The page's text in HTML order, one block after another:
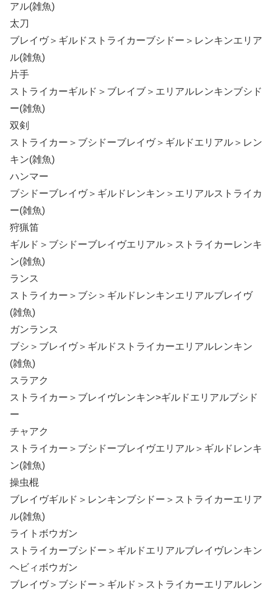
アル(雑魚)
太刀
ブレイヴ＞ギルドストライカーブシドー＞レンキンエリア
ル(雑魚)
片手
ストライカーギルド＞ブレイブ＞エリアルレンキンブシド
ー(雑魚)
双剣
ストライカー＞ブシドーブレイヴ＞ギルドエリアル＞レン
キン(雑魚)
ハンマー
ブシドーブレイヴ＞ギルドレンキン＞エリアルストライカ
ー(雑魚)
狩猟笛
ギルド＞ブシドーブレイヴエリアル＞ストライカーレンキ
ン(雑魚)
ランス
ストライカー＞ブシ＞ギルドレンキンエリアルブレイヴ
(雑魚)
ガンランス
ブシ＞ブレイヴ＞ギルドストライカーエリアルレンキン
(雑魚)
スラアク
ストライカー＞ブレイヴレンキン>ギルドエリアルブシド
ー
チャアク
ストライカー＞ブシドーブレイヴエリアル＞ギルドレンキ
ン(雑魚)
操虫棍
ブレイヴギルド＞レンキンブシドー＞ストライカーエリア
ル(雑魚)
ライトボウガン
ストライカーブシドー＞ギルドエリアルブレイヴレンキン
ヘビィボウガン
ブレイヴ＞ブシドー＞ギルド＞ストライカーエリアルレン